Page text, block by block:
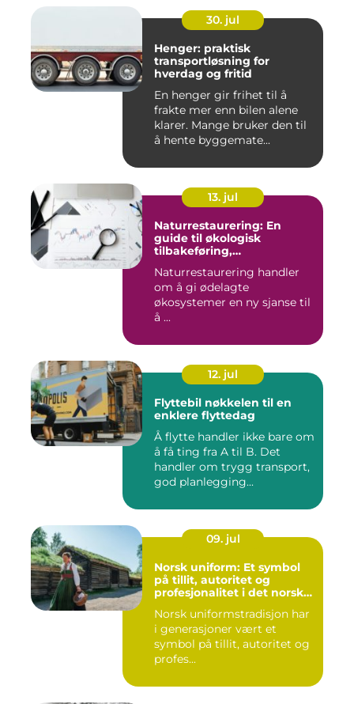
30. jul
Henger: praktisk
transportløsning for
hverdag og fritid
En henger gir frihet til å
frakte mer enn bilen alene
klarer. Mange bruker den til
å hente byggemate...
13. jul
Naturrestaurering: En
guide til økologisk
tilbakeføring,
arealforvaltning
Naturrestaurering handler
om å gi ødelagte
økosystemer en ny sjanse til
å ...
12. jul
Flyttebil nøkkelen til en
enklere flyttedag
Å flytte handler ikke bare om
å få ting fra A til B. Det
handler om trygg transport,
god planlegging...
09. jul
Norsk uniform: Et symbol
på tillit, autoritet og
profesjonalitet i det norske
Norsk uniformstradisjon har
i generasjoner vært et
symbol på tillit, autoritet og
profes...